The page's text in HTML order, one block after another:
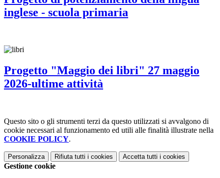
inglese - scuola primaria
Progetto "Maggio dei libri" 27 maggio
2026-ultime attività
Questo sito o gli strumenti terzi da questo utilizzati si avvalgono di
cookie necessari al funzionamento ed utili alle finalità illustrate nella
COOKIE POLICY.
Personalizza Rifiuta tutti i cookies Accetta tutti i cookies
Gestione cookie